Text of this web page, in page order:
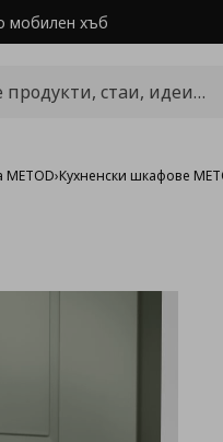
мобилен хъб
METOD›Кухненски шкафове